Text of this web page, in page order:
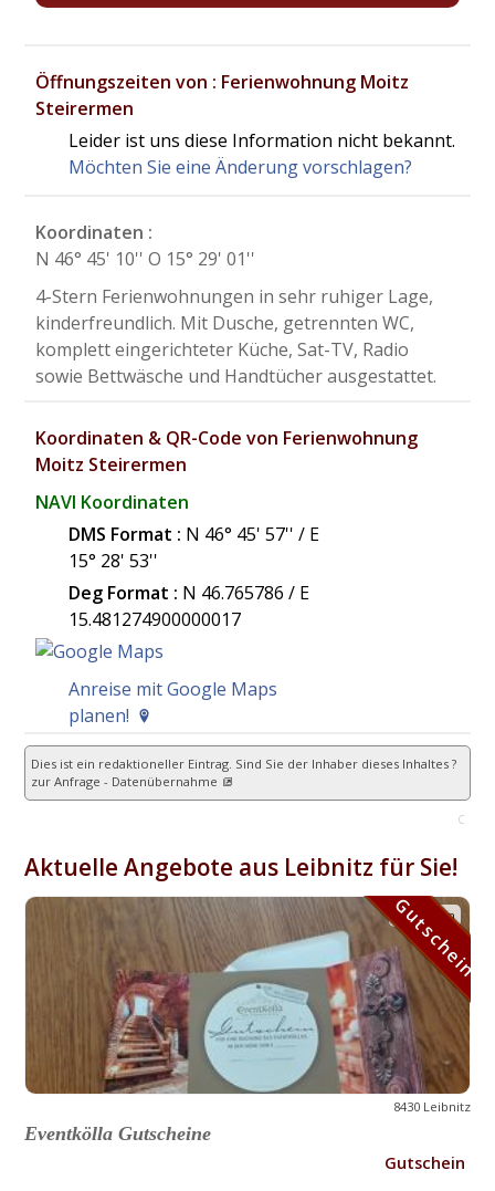
Öffnungszeiten von : Ferienwohnung Moitz
Steirermen
Leider ist uns diese Information nicht bekannt.
Möchten Sie eine Änderung vorschlagen?
Koordinaten :
N 46° 45' 10'' O 15° 29' 01''
4-Stern Ferienwohnungen in sehr ruhiger Lage,
kinderfreundlich. Mit Dusche, getrennten WC,
komplett eingerichteter Küche, Sat-TV, Radio
sowie Bettwäsche und Handtücher ausgestattet.
Koordinaten & QR-Code von Ferienwohnung
Moitz Steirermen
NAVI Koordinaten
DMS Format : N 46° 45' 57'' / E
15° 28' 53''
Deg Format : N 46.765786 / E
15.481274900000017
Anreise mit Google Maps
planen!
Dies ist ein redaktioneller Eintrag. Sind Sie der Inhaber dieses Inhaltes ?
zur Anfrage - Datenübernahme
C
Aktuelle Angebote aus Leibnitz für Sie!
Gutschein
8430 Leibnitz
Eventkölla Gutscheine
Gutschein
Gutschein